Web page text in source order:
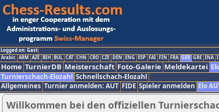
Logged on: Gast
Arabic ARM AZE BIH BUL CAT CHN CRO CZE DEN ENG ESP FAI FIN FRA GER GRE INA
Home TurnierDB Meisterschaft Foto-Galerie Meldekartei
Turnierschach-Elozahl Schnellschach-Elozahl
Allgemeines Turnier anmelden: AUT FIDE Spieler anmelden Elo
Willkommen bei den offiziellen